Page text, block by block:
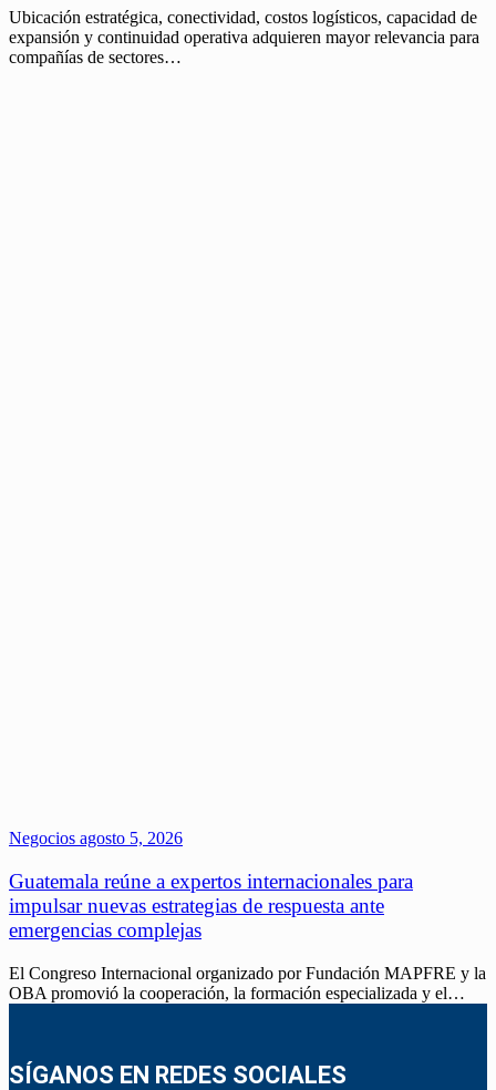
Ubicación estratégica, conectividad, costos logísticos, capacidad de
expansión y continuidad operativa adquieren mayor relevancia para
compañías de sectores…
Negocios agosto 5, 2026
Guatemala reúne a expertos internacionales para
impulsar nuevas estrategias de respuesta ante
emergencias complejas
El Congreso Internacional organizado por Fundación MAPFRE y la
OBA promovió la cooperación, la formación especializada y el…
SÍGANOS EN REDES SOCIALES